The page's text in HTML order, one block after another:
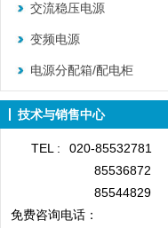
交流稳压电源
变频电源
电源分配箱/配电柜
技术与销售中心
TEL :
020-85532781
85536872
85544829
免费咨询电话：